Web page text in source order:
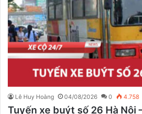
Lê Huy Hoàng 04/08/2026 0 4.758
Tuyến xe buýt số 26 Hà Nội